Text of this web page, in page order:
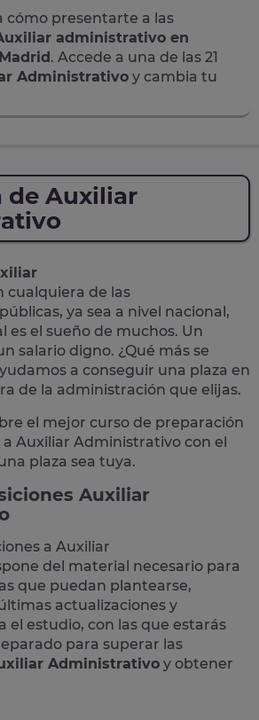
cómo presentarte a las
administrativo en
. Accede a una de las 21
Administrativo y cambia tu
de Auxiliar
cualquiera de las
ya sea a nivel nacional,
es el sueño de muchos. Un
salario digno. ¿Qué más se
a conseguir una plaza en
de la administración que elijas.
el mejor curso de preparación
a Auxiliar Administrativo con el
plaza sea tuya.
Auxiliar
a Auxiliar
del material necesario para
que puedan plantearse,
actualizaciones y
el estudio, con las que estarás
para superar las
Administrativo y obtener